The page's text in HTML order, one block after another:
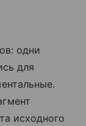
одни
для
исходного